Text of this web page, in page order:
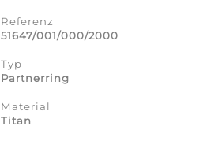
Referenz
51647/001/000/2000
Typ
Partnerring
Material
Titan